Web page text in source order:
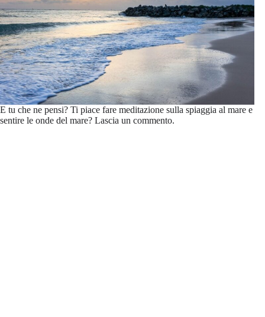
E tu che ne pensi? Ti piace fare meditazione sulla spiaggia al mare e
sentire le onde del mare? Lascia un commento.